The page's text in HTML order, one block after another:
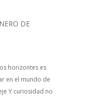
DE
horizontes es
en el mundo de
Y curiosidad no